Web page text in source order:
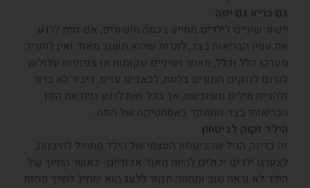
בריא גם יפה
שיניים לילדים מסייע בכמה מישורים, אם נניח לרגע
עניין הבריאות בצד, למרות שהוא חשוב מאוד ואין להוריד
כלל וכלל, מאחר ושיניים עקומות או צפופות עלולות
לנזקים חמורים בלסת, לכאבים עזים, דיבור לא ברור
מילים משובשת, אך בכל זאת לרגע נניח את הפן
בצד ונתמקד באסתטיקה של הפה.
זקוק לביטחון
בדיוק הגיל שהביטחון העצמי של הילד מתחיל להיבנות,
ילדים יכולים להיות מאוד אכזריים- כאשר החיוך של
לא נראה טוב ומהווה מקור ללעג הוא יתחיל לחייך פחות